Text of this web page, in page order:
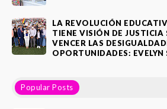
LA REVOLUCIÓN
TIENE VISIÓN DE JUSTICIA
VENCER LAS
OPORTUNIDADES: EVELYN
Popular Posts